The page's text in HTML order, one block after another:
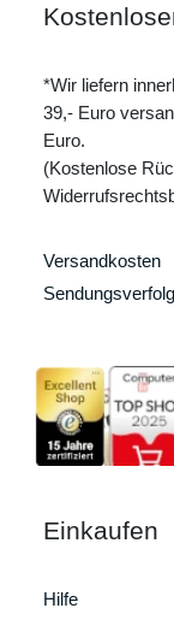
*Wir liefern
39,- Euro
Euro.
(Kostenlose
Versandkosten
Einkaufen
Hilfe